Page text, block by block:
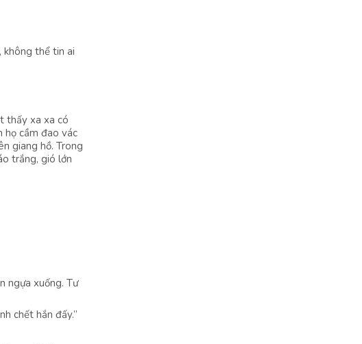
không thể tin ai
thấy xa xa có
họ cầm đao vác
giang hồ. Trong
trắng, gió lớn
ngựa xuống. Tư
chết hắn đấy.”